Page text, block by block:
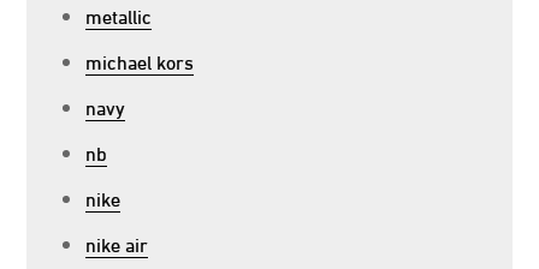
metallic
michael kors
navy
nb
nike
nike air